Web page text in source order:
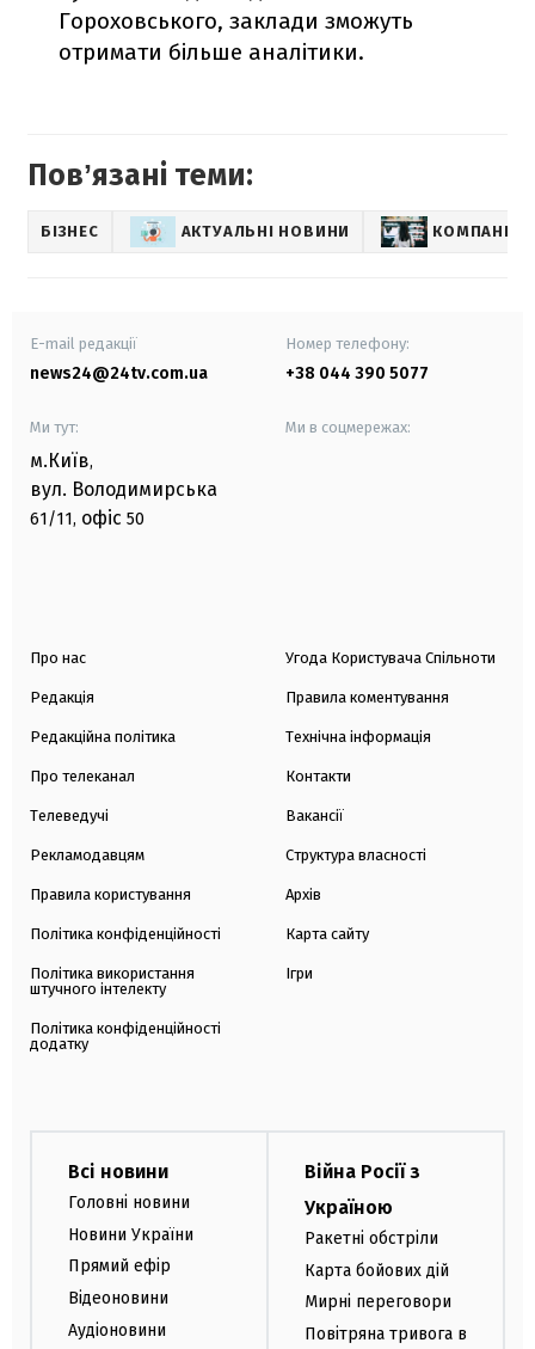
Гороховського, заклади зможуть
отримати більше аналітики.
Повʼязані теми:
БІЗНЕС АКТУАЛЬНІ НОВИНИ КОМПАНІЇ І
E-mail редакції
news24@24tv.com.ua
Номер телефону:
+38 044 390 5077
Ми тут:
м.Київ,
вул. Володимирська
61/11, офіс 50
Ми в соцмережах:
Про нас
Редакція
Редакційна політика
Про телеканал
Телеведучі
Рекламодавцям
Правила користування
Політика конфіденційності
Політика використання
штучного інтелекту
Політика конфіденційності
додатку
Угода Користувача Спільноти
Правила коментування
Технічна інформація
Контакти
Вакансії
Структура власності
Архів
Карта сайту
Ігри
Всі новини
Головні новини
Новини України
Прямий ефір
Відеоновини
Аудіоновини
Війна Росії з
Україною
Ракетні обстріли
Карта бойових дій
Мирні переговори
Повітряна тривога в